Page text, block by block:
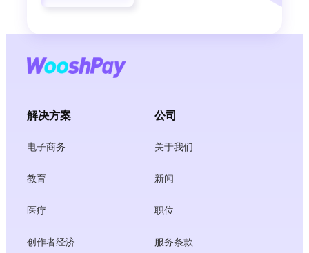
解决方案
电子商务
教育
医疗
创作者经济
公司
关于我们
新闻
职位
服务条款